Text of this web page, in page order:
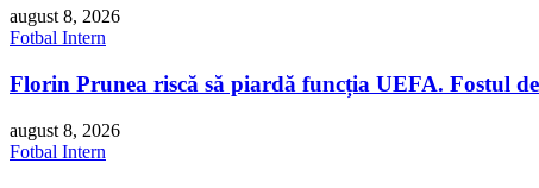
august 8, 2026
Fotbal Intern
Florin Prunea riscă să piardă funcția UEFA. Fostul
august 8, 2026
Fotbal Intern